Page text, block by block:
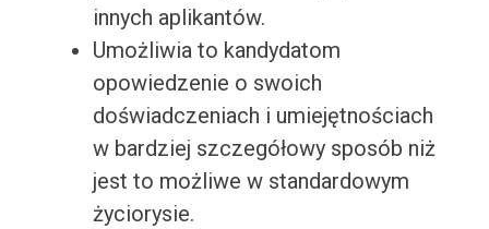
innych aplikantów.
Umożliwia to kandydatom
opowiedzenie o swoich
doświadczeniach i umiejętnościach
w bardziej szczegółowy sposób niż
jest to możliwe w standardowym
życiorysie.